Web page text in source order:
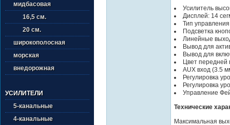
мидбасовая
16,5 см.
20 см.
широкополосная
морская
внедорожная
УСИЛИТЕЛИ
5-канальные
4-канальные
Усилитель
Дисплей: 14
Тип
Подсветка
Линейные
Вывод для
Вывод для
Цвет
AUX вход (3.5
Регулировка
Регулировка
Управление
Технические
Максимальная